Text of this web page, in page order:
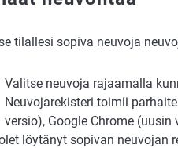
tilallesi sopiva neuvoja
Valitse neuvoja rajaamalla
Neuvojarekisteri toimii
versio), Google Chrome
löytänyt sopivan neuvojan